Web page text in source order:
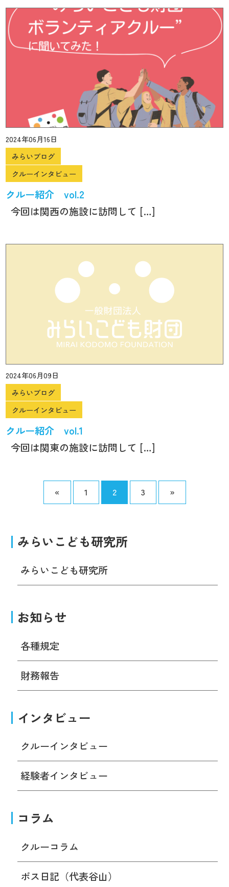
2024年06月16日
みらいブログ
クルーインタビュー
クルー紹介 vol.2
今回は関西の施設に訪問して […]
2024年06月09日
みらいブログ
クルーインタビュー
クルー紹介 vol.1
今回は関東の施設に訪問して […]
« 1 2 3 »
みらいこども研究所
みらいこども研究所
お知らせ
各種規定
財務報告
インタビュー
クルーインタビュー
経験者インタビュー
コラム
クルーコラム
ボス日記（代表谷山）